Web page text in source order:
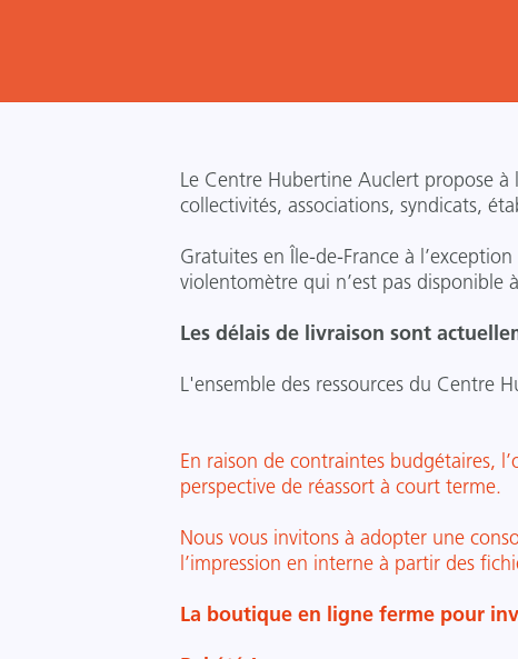
Le Centre Hubertine Auclert propose à
collectivités, associations, syndicats,
Gratuites en Île-de-France à
violentomètre qui n’est pas disponible
Les délais de livraison sont
L'ensemble des ressources du Centre
En raison de contraintes budgétaires,
perspective de réassort à court terme.
Nous vous invitons à adopter une
l’impression en interne à partir des
La boutique en ligne ferme pour